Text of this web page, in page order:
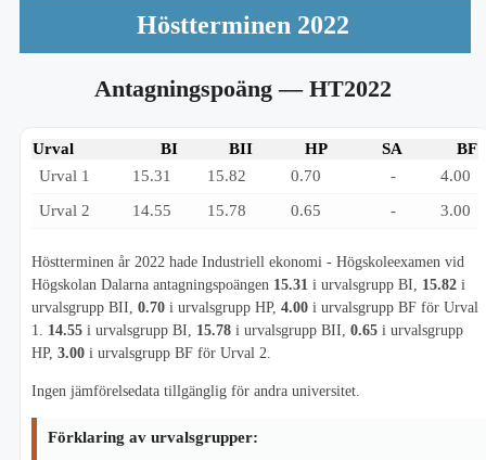
Höstterminen 2022
Antagningspoäng— HT2022
Urval BI BII HP SA
BF
Urval 1
15.31 15.82 0.70 -
4.00
Urval 2
14.55 15.78 0.65 - 3.00
Höstterminen år 2022 hade Industriell ekonomi - Högskoleexamen vid
Högskolan Dalarna antagningspoängen 15.31 i urvalsgrupp BI, 15.82 i
urvalsgrupp BII, 0.70 i urvalsgrupp HP, 4.00 i urvalsgrupp BF för Urval
1. 14.55 i urvalsgrupp BI, 15.78 i urvalsgrupp BII, 0.65 i urvalsgrupp
HP, 3.00 i urvalsgrupp BF för Urval 2.
Ingen jämförelsedata tillgänglig för andra universitet.
Förklaring av urvalsgrupper: